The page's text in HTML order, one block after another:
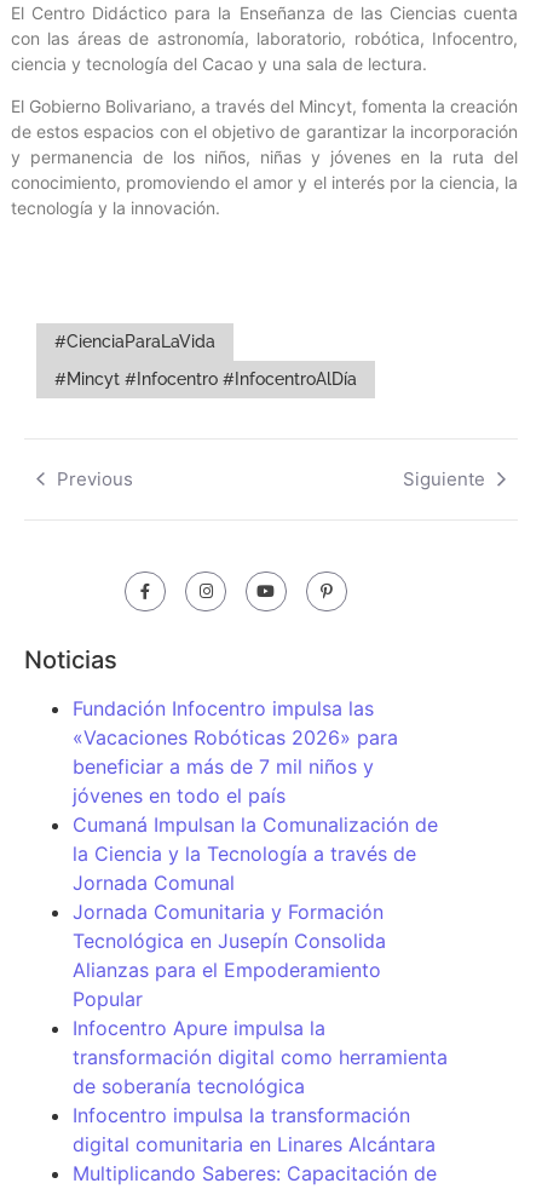
El Centro Didáctico para la Enseñanza de las Ciencias cuenta
con las áreas de astronomía, laboratorio, robótica, Infocentro,
ciencia y tecnología del Cacao y una sala de lectura.
El Gobierno Bolivariano, a través del Mincyt, fomenta la creación
de estos espacios con el objetivo de garantizar la incorporación
y permanencia de los niños, niñas y jóvenes en la ruta del
conocimiento, promoviendo el amor y el interés por la ciencia, la
tecnología y la innovación.
#CienciaParaLaVida
#Mincyt #Infocentro #InfocentroAlDía
Previous Siguiente
Noticias
Fundación Infocentro impulsa las
«Vacaciones Robóticas 2026» para
beneficiar a más de 7 mil niños y
jóvenes en todo el país
Cumaná Impulsan la Comunalización de
la Ciencia y la Tecnología a través de
Jornada Comunal
Jornada Comunitaria y Formación
Tecnológica en Jusepín Consolida
Alianzas para el Empoderamiento
Popular
Infocentro Apure impulsa la
transformación digital como herramienta
de soberanía tecnológica
Infocentro impulsa la transformación
digital comunitaria en Linares Alcántara
Multiplicando Saberes: Capacitación de